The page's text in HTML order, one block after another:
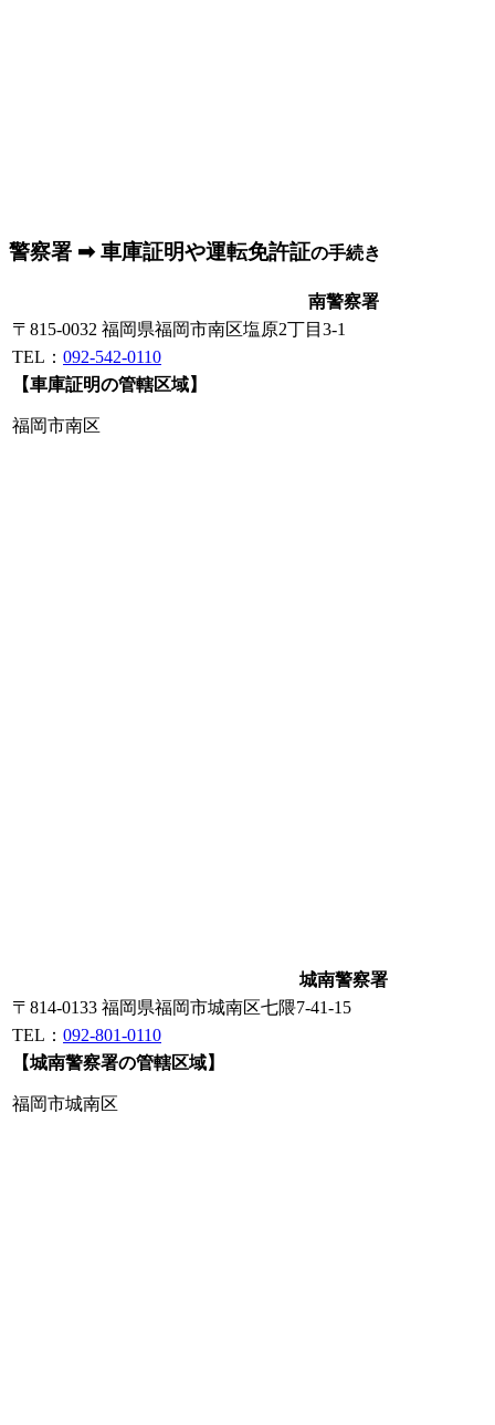
警察署 ➡ 車庫証明や運転免許証の手続き
南警察署
〒815-0032 福岡県福岡市南区塩原2丁目3-1
TEL： 092-542-0110
【車庫証明の管轄区域】
福岡市南区
城南警察署
〒814-0133 福岡県福岡市城南区七隈7-41-15
TEL： 092-801-0110
【城南警察署の管轄区域】
福岡市城南区